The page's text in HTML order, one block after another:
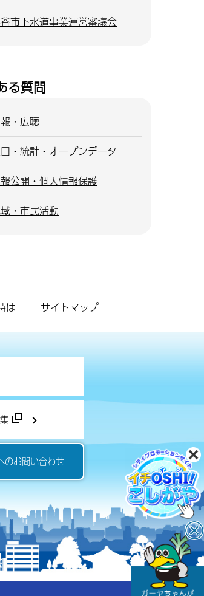
市下水道事業運営審議会
る質問
・広聴
・統計・オープンデータ
公開・個人情報保護
・市民活動
は サイトマップ
のお問い合わせ